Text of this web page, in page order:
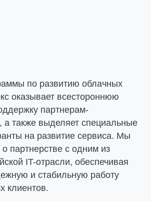
по развитию облачных
оказывает всестороннюю
партнерам-
а также выделяет специальные
на развитие сервиса. Мы
партнерстве с одним из
IT-отрасли, обеспечивая
и стабильную работу
клиентов.